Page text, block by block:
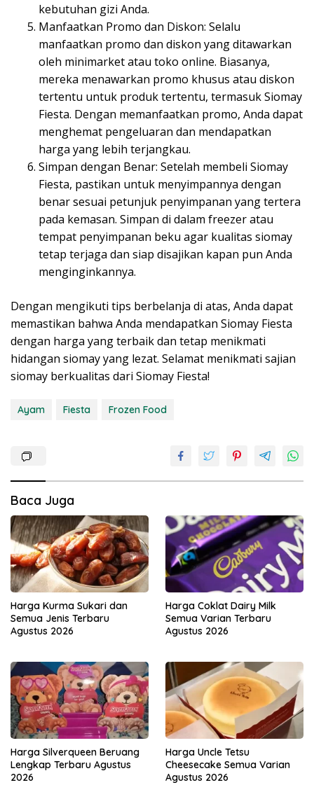
kebutuhan gizi Anda.
Manfaatkan Promo dan Diskon: Selalu
manfaatkan promo dan diskon yang ditawarkan
oleh minimarket atau toko online. Biasanya,
mereka menawarkan promo khusus atau diskon
tertentu untuk produk tertentu, termasuk Siomay
Fiesta. Dengan memanfaatkan promo, Anda dapat
menghemat pengeluaran dan mendapatkan
harga yang lebih terjangkau.
Simpan dengan Benar: Setelah membeli Siomay
Fiesta, pastikan untuk menyimpannya dengan
benar sesuai petunjuk penyimpanan yang tertera
pada kemasan. Simpan di dalam freezer atau
tempat penyimpanan beku agar kualitas siomay
tetap terjaga dan siap disajikan kapan pun Anda
menginginkannya.
Dengan mengikuti tips berbelanja di atas, Anda dapat
memastikan bahwa Anda mendapatkan Siomay Fiesta
dengan harga yang terbaik dan tetap menikmati
hidangan siomay yang lezat. Selamat menikmati sajian
siomay berkualitas dari Siomay Fiesta!
Ayam Fiesta Frozen Food
Baca Juga
Harga Kurma Sukari dan
Semua Jenis Terbaru
Agustus 2026
Harga Coklat Dairy Milk
Semua Varian Terbaru
Agustus 2026
Harga Silverqueen Beruang
Lengkap Terbaru Agustus
2026
Harga Uncle Tetsu
Cheesecake Semua Varian
Agustus 2026